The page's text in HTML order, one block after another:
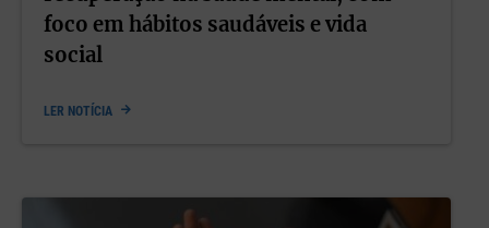
foco em hábitos saudáveis e vida
social
LER NOTÍCIA